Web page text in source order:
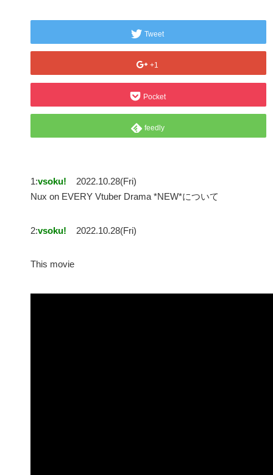
Tweet
+1
Pocket
feedly
1:vsoku!
2022.10.28(Fri)
Nux on EVERY Vtuber Drama *NEW*について
2:vsoku! 2022.10.28(Fri)
This movie